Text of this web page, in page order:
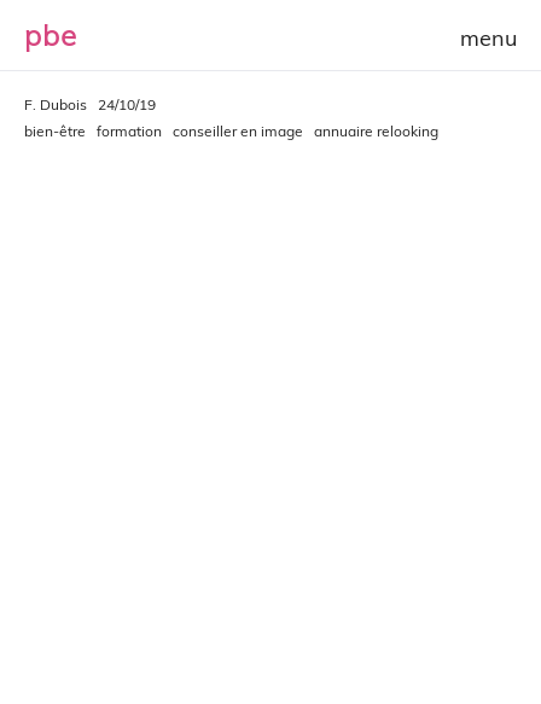
pbe
F. Dubois
24/10/19
bien-être
formation conseiller en image annuaire relooking